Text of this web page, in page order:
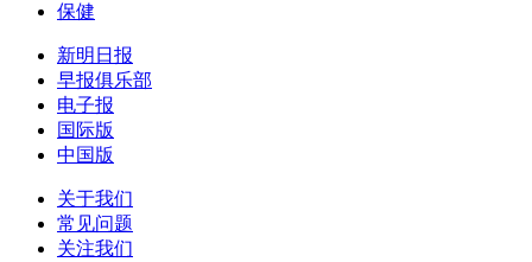
保健
新明日报
早报俱乐部
电子报
国际版
中国版
关于我们
常见问题
关注我们